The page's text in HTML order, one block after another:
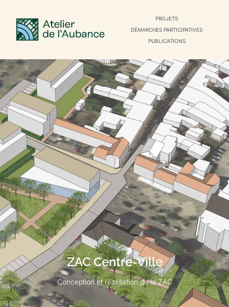
PROJETS
DÉMARCHES PARTICIPATIVES
PUBLICATIONS
ZAC Centre-Ville
Conception et réalisation de la ZAC